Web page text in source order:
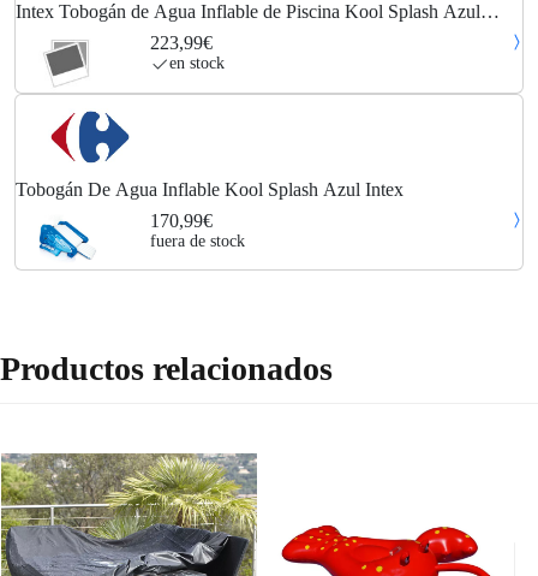
Intex Tobogán de Agua Inflable de Piscina Kool Splash Azul
Colchoneta Deslizar223,99€
en stock
Tobogán De Agua Inflable Kool Splash Azul Intex
170,99€
fuera de stock
Productos relacionados